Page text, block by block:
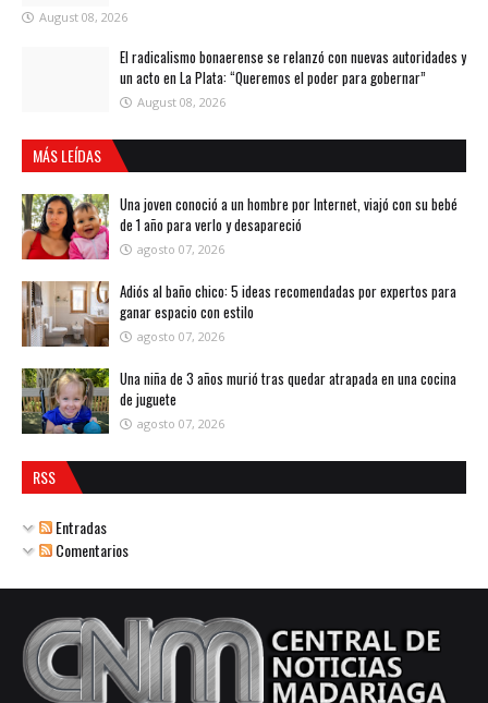
August 08, 2026
El radicalismo bonaerense se relanzó con nuevas autoridades y
un acto en La Plata: “Queremos el poder para gobernar”
August 08, 2026
MÁS LEÍDAS
Una joven conoció a un hombre por Internet, viajó con su bebé
de 1 año para verlo y desapareció
agosto 07, 2026
Adiós al baño chico: 5 ideas recomendadas por expertos para
ganar espacio con estilo
agosto 07, 2026
Una niña de 3 años murió tras quedar atrapada en una cocina
de juguete
agosto 07, 2026
RSS
Entradas
Comentarios